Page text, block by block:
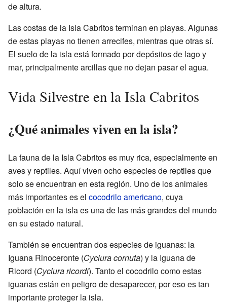
de altura.
Las costas de la Isla Cabritos terminan en playas. Algunas
de estas playas no tienen arrecifes, mientras que otras sí.
El suelo de la isla está formado por depósitos de lago y
mar, principalmente arcillas que no dejan pasar el agua.
Vida Silvestre en la Isla Cabritos
¿Qué animales viven en la isla?
La fauna de la Isla Cabritos es muy rica, especialmente en
aves y reptiles. Aquí viven ocho especies de reptiles que
solo se encuentran en esta región. Uno de los animales
más importantes es el cocodrilo americano, cuya
población en la isla es una de las más grandes del mundo
en su estado natural.
También se encuentran dos especies de iguanas: la
Iguana Rinoceronte (Cyclura cornuta) y la Iguana de
Ricord (Cyclura ricordi). Tanto el cocodrilo como estas
iguanas están en peligro de desaparecer, por eso es tan
importante proteger la isla.